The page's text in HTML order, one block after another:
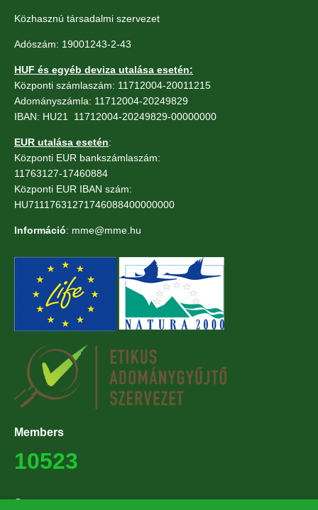
Közhasznú társadalmi szervezet
Adószám: 19001243-2-43
HUF és egyéb deviza utalása esetén:
Központi számlaszám: 11712004-20011215
Adományszámla: 11712004-20249829
IBAN: HU21 11712004-20249829-00000000
EUR utalása esetén:
Központi EUR bankszámlaszám:
11763127-17460884
Központi EUR IBAN szám:
HU71117631271746088400000000
Információ: mme@mme.hu
Members
10523
Supporters